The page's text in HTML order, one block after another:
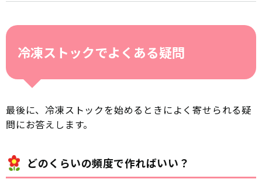
冷凍ストックでよくある疑問
最後に、冷凍ストックを始めるときによく寄せられる疑
問にお答えします。
どのくらいの頻度で作ればいい？